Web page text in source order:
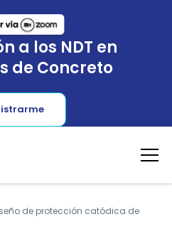
a los NDT en
de Concreto
de protección catódica de